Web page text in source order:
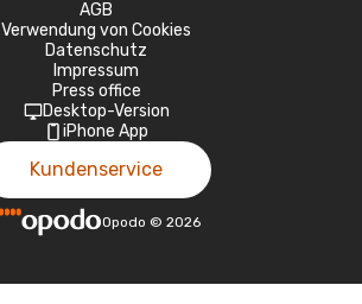
AGB
Verwendung von Cookies
Datenschutz
Impressum
Press office
Desktop-Version
iPhone App
Kundenservice
Opodo © 2026